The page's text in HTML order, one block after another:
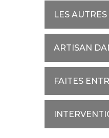
LES
ARTISAN
FAITES